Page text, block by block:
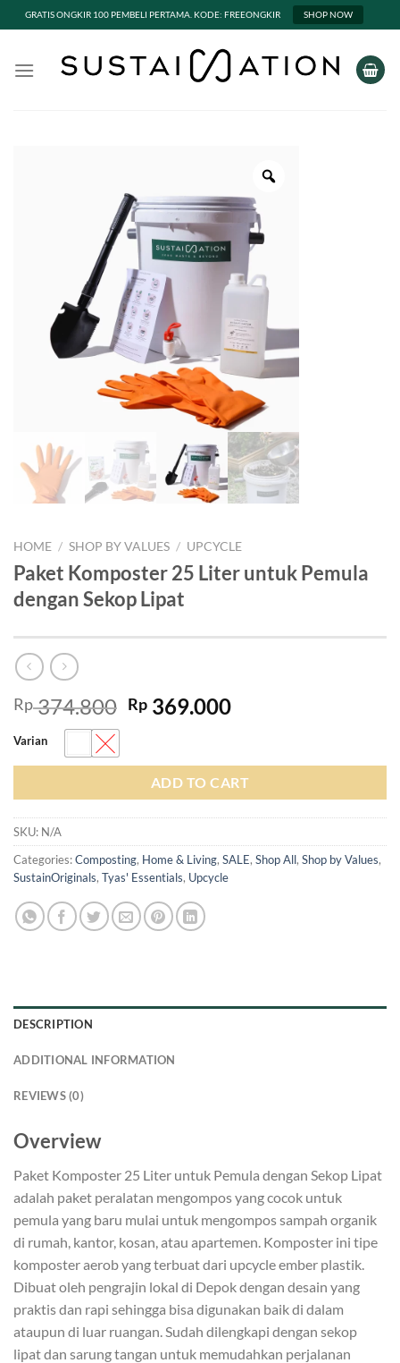
GRATIS ONGKIR 100 PEMBELI PERTAMA. KODE: FREEONGKIR SHOP NOW
HOME / SHOP BY VALUES / UPCYCLE
Paket Komposter 25 Liter untuk Pemula
dengan Sekop Lipat
Rp374.800 Original
Rp 374.800.
Rp 369.000Current
Rp 369.000.
Varian
ADD TO CART
SKU: N/A
Categories:Composting, Home & Living, SALE, Shop All, Shop by Values,
SustainOriginals, Tyas' Essentials, Upcycle
DESCRIPTION
ADDITIONAL INFORMATION
REVIEWS (0)
Overview
Paket Komposter 25 Liter untuk Pemula dengan Sekop Lipat
adalah paket peralatan mengompos yang cocok untuk
pemula yang baru mulai untuk mengompos sampah organik
di rumah, kantor, kosan, atau apartemen. Komposter ini tipe
komposter aerob yang terbuat dari upcycle ember plastik.
Dibuat oleh pengrajin lokal di Depok dengan desain yang
praktis dan rapi sehingga bisa digunakan baik di dalam
ataupun di luar ruangan. Sudah dilengkapi dengan sekop
lipat dan sarung tangan untuk memudahkan perjalanan